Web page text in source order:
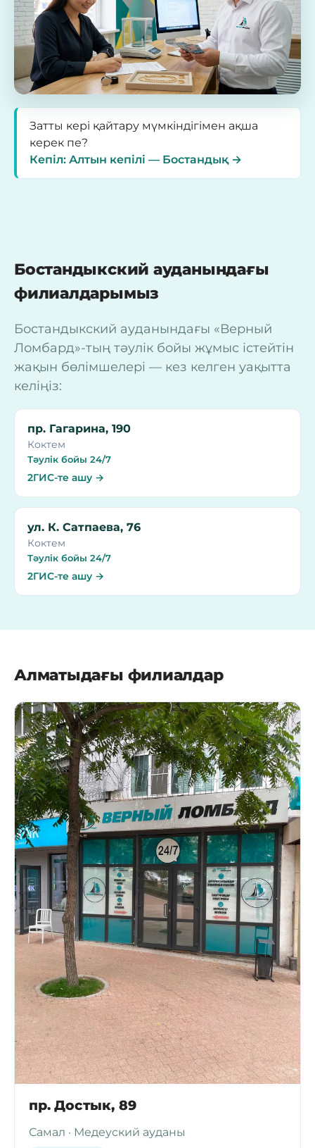
Затты кері қайтару мүмкіндігімен ақша
керек пе?
Кепіл: Алтын кепілі — Бостандық →
Бостандыкский ауданындағы
филиалдарымыз
Бостандыкский ауданындағы «Верный
Ломбард»-тың тәулік бойы жұмыс істейтін
жақын бөлімшелері — кез келген уақытта
келіңіз:
пр. Гагарина, 190
Коктем
Тәулік бойы 24/7
2ГИС-те ашу →
ул. К. Сатпаева, 76
Коктем
Тәулік бойы 24/7
2ГИС-те ашу →
Алматыдағы филиалдар
пр. Достык, 89
Самал · Медеуский ауданы